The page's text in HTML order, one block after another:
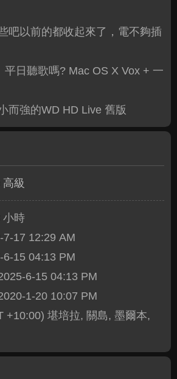
吧以前的都收起來了，電不夠插
平日聽歌嗎? Mac OS X Vox + 一
而強的WD HD Live 舊版
高級
小時
7-17 12:29 AM
6-15 04:13 PM
6-15 04:13 PM
1-20 10:07 PM
+10:00) 堪培拉, 關島, 墨爾本,